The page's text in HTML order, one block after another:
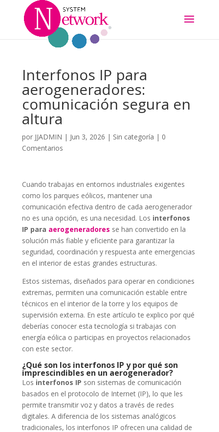
Interfonos IP para
aerogeneradores:
comunicación segura en
altura
por JJADMIN | Jun 3, 2026 | Sin categoría | 0
Comentarios
Cuando trabajas en entornos industriales exigentes
como los parques eólicos, mantener una
comunicación efectiva dentro de cada aerogenerador
no es una opción, es una necesidad. Los interfonos
IP para aerogeneradores se han convertido en la
solución más fiable y eficiente para garantizar la
seguridad, coordinación y respuesta ante emergencias
en el interior de estas grandes estructuras.
Estos sistemas, diseñados para operar en condiciones
extremas, permiten una comunicación estable entre
técnicos en el interior de la torre y los equipos de
supervisión externa. En este artículo te explico por qué
deberías conocer esta tecnología si trabajas con
energía eólica o participas en proyectos relacionados
con este sector.
¿Qué son los interfonos IP y por qué son
imprescindibles en un aerogenerador?
Los interfonos IP son sistemas de comunicación
basados en el protocolo de Internet (IP), lo que les
permite transmitir voz y datos a través de redes
digitales. A diferencia de los sistemas analógicos
tradicionales, los interfonos IP ofrecen una calidad de